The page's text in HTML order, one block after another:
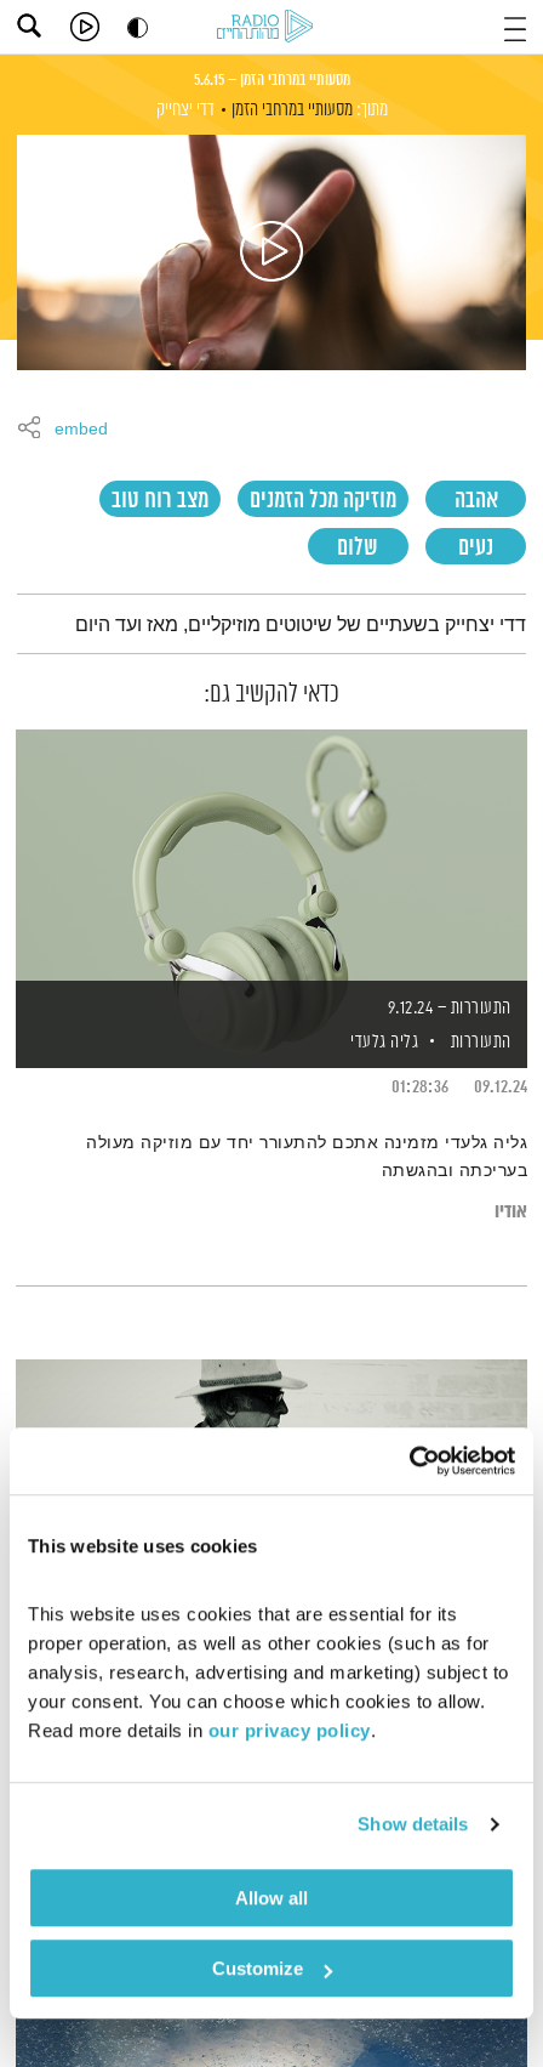
This website uses cookies
This website uses cookies that are essential for its
proper operation, as well as other cookies (such as for
analysis, research, advertising and marketing) subject to
your consent. You can choose which cookies to allow.
Read more details in our privacy policy.
Show details
Allow all
Customize
מסעותיי במרחבי הזמן – 5.6.15
מתוך: מסעותיי במרחבי הזמן דדי יצחייק
אהבה מוזיקה מכל הזמנים
מצב רוח טוב
נעים
שלום
embed
תמצית הפודקאסט
דדי יצחייק בשעתיים של שיטוטים מוזיקליים, מאז ועד היום
כדאי להקשיב גם:
התעוררות – 9.12.24
התעוררות
גליה גלעדי
09.12.24
01:28:36
גליה גלעדי מזמינה אתכם להתעורר יחד עם מוזיקה מעולה
בעריכתה ובהגשתה
אודיו
מזרח תיכון ישן
פה זה טוב
לירון תאני